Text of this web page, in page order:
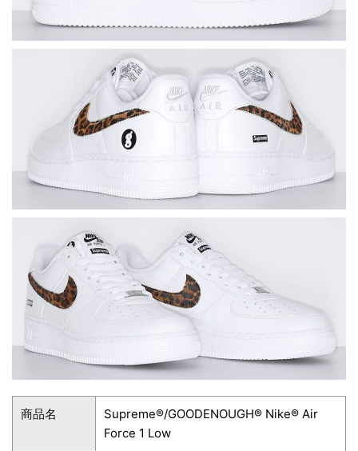
商品名
Supreme®/GOODENOUGH® Nike® Air
Force 1 Low